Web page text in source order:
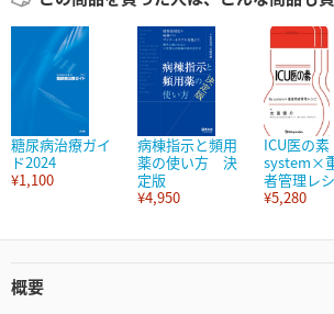
糖尿病治療ガイ
ド2024
¥1,100
病棟指示と頻用
薬の使い方 決
定版
¥4,950
ICU医の
system×
者管理レ
¥5,280
概要